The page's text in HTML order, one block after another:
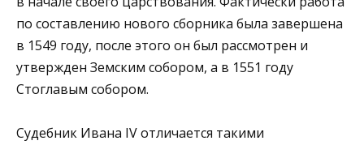
по составлению нового сборника была завершена
в 1549 году, после этого он был рассмотрен и
утвержден Земским собором, а в 1551 году
Стоглавым собором.
Судебник Ивана IV отличается такими